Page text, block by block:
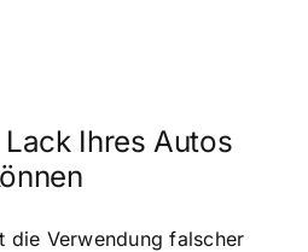
Lack Ihres Autos
die Verwendung falscher